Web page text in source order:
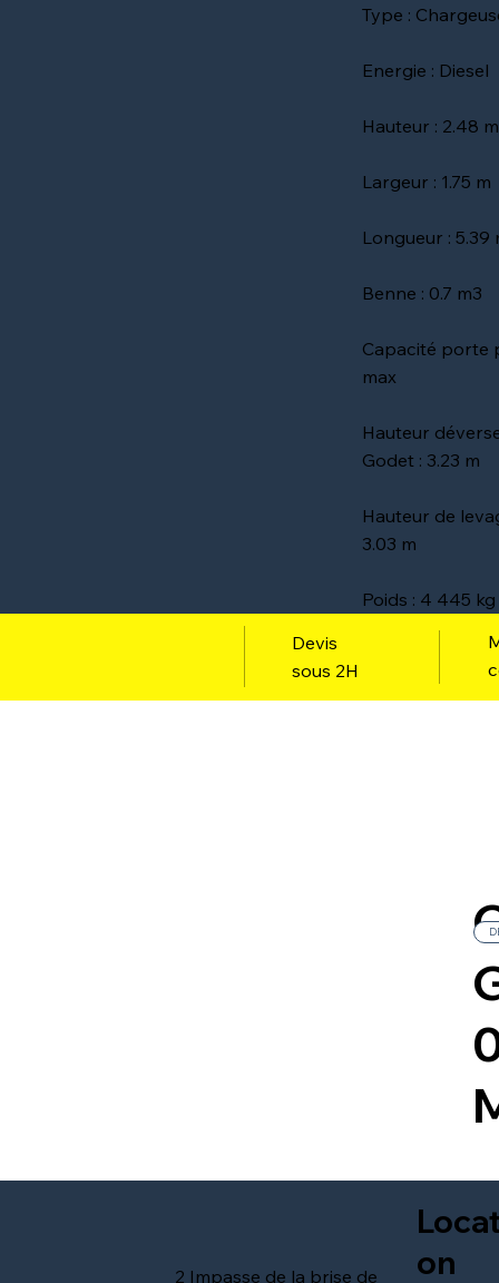
Type :
Energie : Diesel
Hauteur : 2.48 m
Largeur : 1.75 m
Longueur : 5.39
Benne : 0.7 m3
Capacité porte
max
Hauteur
Godet : 3.23 m
Hauteur de
3.03 m
Poids : 4 445 kg
Devis
sous 2H
2 Impasse de la brise de
on